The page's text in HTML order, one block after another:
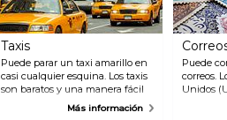
Taxis
Puede parar un taxi amarillo en
casi cualquier esquina. Los taxis
son baratos y una manera fácil
de viajar. Hay recargosMás información
Puede
correos.
Unidos
la